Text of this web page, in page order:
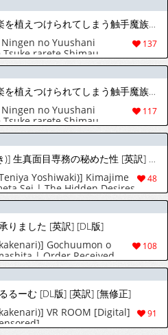
辈调教的上班族的故事
]
[天嗣さんる] 人間の勇者に快楽を植えつけられてしまう触手魔族の話︱被人类勇者植下快乐种子的触手魔族 [Chinese][全1话]
137
no Yuushani
Tsuke rarete Shimau
no Hanashi︱被人类勇者
触手魔族 [Chinese][全1话]
[天嗣さんる] 人間の勇者に快楽を植えつけられてしまう触手魔族の話 番外編︱被人类勇者强行植入快感的触手魔族的故事 番外篇 [Chinese][全1话]
117
no Yuushani
Tsuke rarete Shimau
no Hanashi Bangai-hen
植入快感的触手魔族的故事
全1话]
[クラブレニュ (天仁屋よしわき)] 生真面目専務の秘めた性 [英訳] [無修正]
48
Yoshiwaki)] Kimajime
Sei | The Hidden Desires
[English]
りました [英訳] [DL版]
108
Gochuumon o
| Order Received
るーむ [DL版] [英訳] [無修正]
91
VR ROOM [Digital]